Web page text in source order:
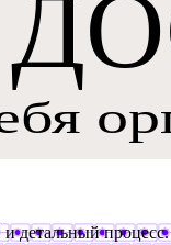
детальный